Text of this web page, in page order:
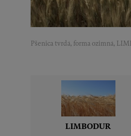
Pšenica tvrdá, forma ozimná,
LIMBODUR